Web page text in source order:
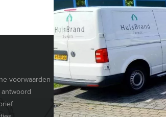
voorwaarden
HOLLAND TOUR GUIDES
Herengracht 340
1016CG
Amsterdam
The Netherlands